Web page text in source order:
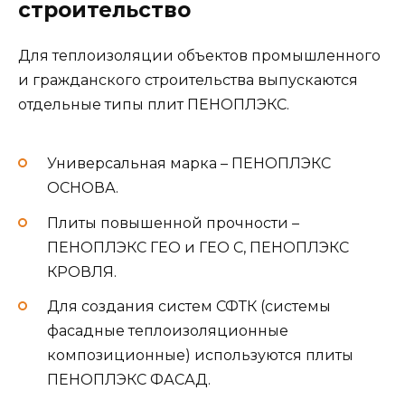
строительство
Для теплоизоляции объектов промышленного
и гражданского строительства выпускаются
отдельные типы плит ПЕНОПЛЭКС.
Универсальная марка – ПЕНОПЛЭКС
ОСНОВА.
Плиты повышенной прочности –
ПЕНОПЛЭКС ГЕО и ГЕО С, ПЕНОПЛЭКС
КРОВЛЯ.
Для создания систем СФТК (системы
фасадные теплоизоляционные
композиционные) используются плиты
ПЕНОПЛЭКС ФАСАД.